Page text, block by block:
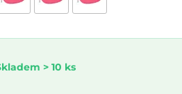
> 10 ks